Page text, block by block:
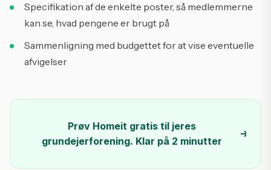
Specifikation af de enkelte poster, så medlemmerne
kan se, hvad pengene er brugt på
Sammenligning med budgettet for at vise eventuelle
afvigelser
Prøv Homeit gratis til jeres
grundejerforening. Klar på 2 minutter